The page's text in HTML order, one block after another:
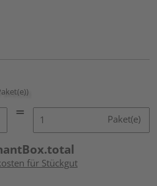
Paket(e)
für Stückgut